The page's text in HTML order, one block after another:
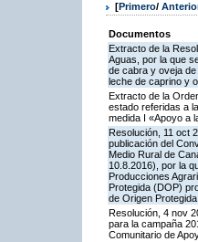
[Primero/
Documentos
Extracto de la
Aguas, por la que
de cabra y oveja
leche de caprino y
Extracto de la
estado referidas a
medida I «Apoyo a
Resolución, 11 oct
publicación del
Medio Rural de
10.8.2016), por la
Producciones
Protegida (DOP)
de Origen
Resolución, 4 nov
para la campaña
Comunitario de